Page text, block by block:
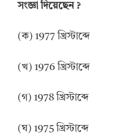
সংজ্ঞা দিয়েছেন ?
(ক) 1977 খ্রিস্টাব্দে
(খ) 1976 খ্রিস্টাব্দে
(গ) 1978 খ্রিস্টাব্দে
(ঘ) 1975 খ্রিস্টাব্দে